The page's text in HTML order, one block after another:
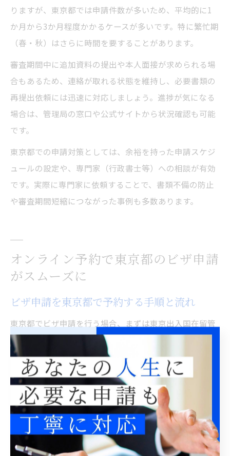
りますが、東京都では申請件数が多いため、平均的に1
か月から3か月程度かかるケースが多いです。特に繁忙期
（春・秋）はさらに時間を要することがあります。
審査期間中に追加資料の提出や本人面接が求められる場
合もあるため、連絡が取れる状態を維持し、必要書類の
再提出依頼には迅速に対応しましょう。進捗が気になる
場合は、管理局の窓口や公式サイトから状況確認も可能
です。
東京都での申請対策としては、余裕を持った申請スケジ
ュールの設定や、専門家（行政書士等）への相談が有効
です。実際に専門家に依頼することで、書類不備の防止
や審査期間短縮につながった事例も多数あります。
オンライン予約で東京都のビザ申請
がスムーズに
ビザ申請を東京都で予約する手順と流れ
東京都でビザ申請を行う場合、まずは東京出入国在留管
理局の予約システムを利用して申請日時を確保すること
が基本です。オンライン予約の普及により、窓口での長
時間待機を避けることができるようになっています。予
約なしで訪問すると、受付自体ができないケースや、非
常に長い待ち時間が発生することもあるため、必ず事前
に予約を行いましょう。
予約手順は、東京出入国在留管理局の公式ウェブサイト